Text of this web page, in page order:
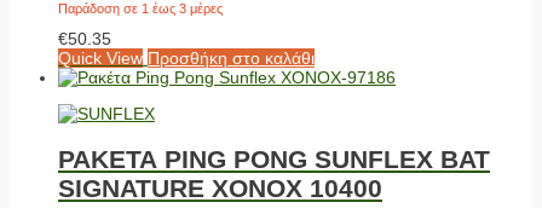
Παράδοση σε 1 έως 3 μέρες
€50.35
Quick View Προσθήκη στο καλάθι
ΡΑΚΕΤΑ PING PONG SUNFLEX BAT
SIGNATURE XONOX 10400